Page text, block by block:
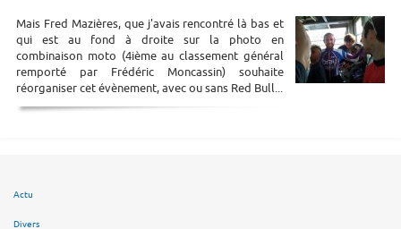
Mais Fred Mazières, que j'avais rencontré là bas et
qui est au fond à droite sur la photo en
combinaison moto (4ième au classement général
remporté par Frédéric Moncassin) souhaite
réorganiser cet évènement, avec ou sans Red Bull...
Actu
Divers